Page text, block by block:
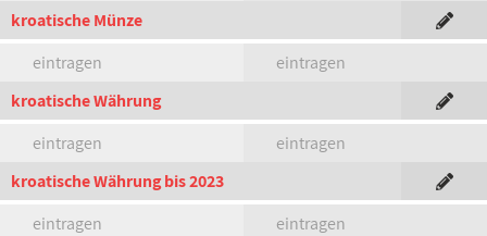
kroatische Münze
eintragen
eintragen
kroatische Währung
eintragen
eintragen
kroatische Währung bis 2023
eintragen
eintragen